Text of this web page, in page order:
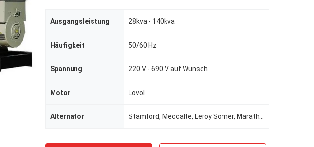
Ausgangsleistung 28kva - 140kva
Häufigkeit 50/60 Hz
Spannung 220 V - 690 V auf Wunsch
Motor Lovol
Alternator